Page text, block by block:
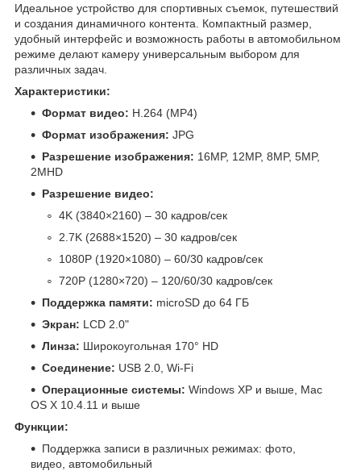
Идеальное устройство для спортивных съемок, путешествий
и создания динамичного контента. Компактный размер,
удобный интерфейс и возможность работы в автомобильном
режиме делают камеру универсальным выбором для
различных задач.
Характеристики:
Формат видео: H.264 (MP4)
Формат изображения: JPG
Разрешение изображения: 16MP, 12MP, 8MP, 5MP,
2MHD
Разрешение видео:
4K (3840×2160) – 30 кадров/сек
2.7K (2688×1520) – 30 кадров/сек
1080P (1920×1080) – 60/30 кадров/сек
720P (1280×720) – 120/60/30 кадров/сек
Поддержка памяти: microSD до 64 ГБ
Экран: LCD 2.0"
Линза: Широкоугольная 170° HD
Соединение: USB 2.0, Wi-Fi
Операционные системы: Windows XP и выше, Mac
OS X 10.4.11 и выше
Функции:
Поддержка записи в различных режимах: фото,
видео, автомобильный